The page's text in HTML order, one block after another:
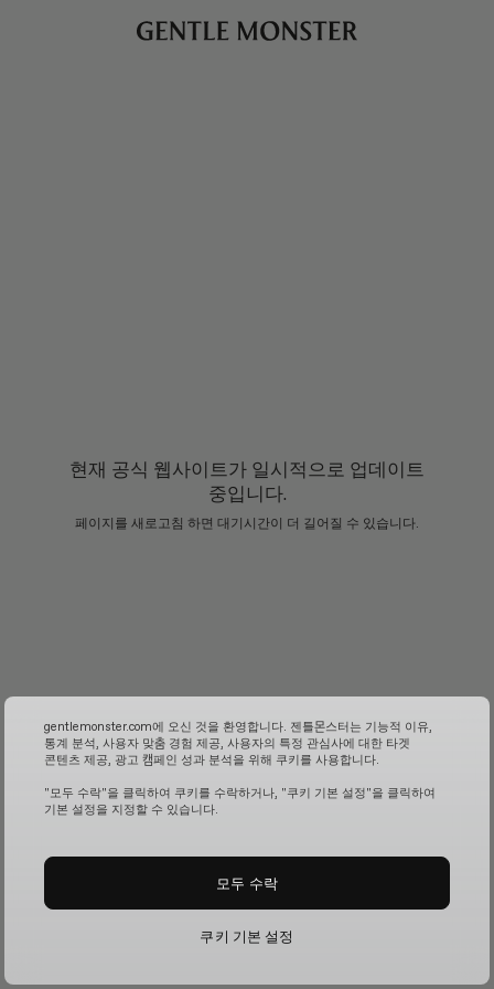
현재 공식 웹사이트가 일시적으로 업데이트
중입니다.
페이지를 새로고침 하면 대기시간이 더 길어질 수 있습니다.
gentlemonster.com에 오신 것을 환영합니다. 젠틀몬스터는 기능적 이유,
통계 분석, 사용자 맞춤 경험 제공, 사용자의 특정 관심사에 대한 타겟
콘텐츠 제공, 광고 캠페인 성과 분석을 위해 쿠키를 사용합니다.
"모두 수락"을 클릭하여 쿠키를 수락하거나, "쿠키 기본 설정"을 클릭하여
기본 설정을 지정할 수 있습니다.
쿠키 기본 설정
모두 수락